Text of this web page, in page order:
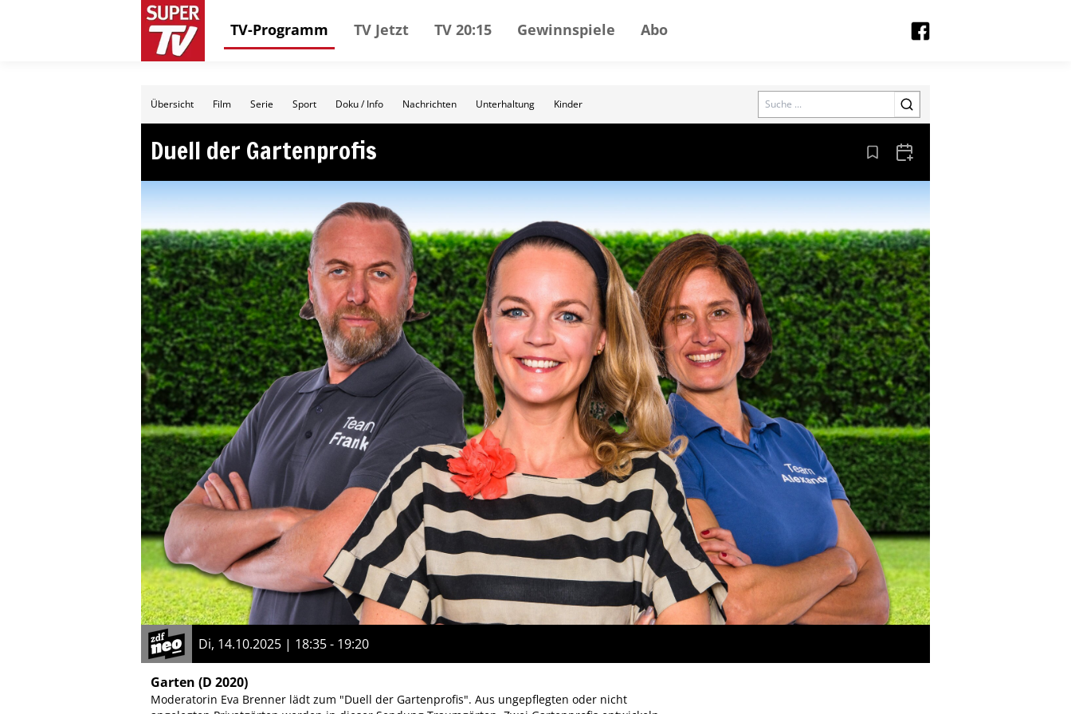
TV-Programm TV Jetzt TV 20:15 Gewinnspiele Abo
Übersicht Film Serie Sport Doku / Info Nachrichten Unterhaltung Kinder Search
Duell der Gartenprofis Aus den Lesezeichen entfernen
Zum Kalender hinzufügen
Di, 14.10.2025 | 18:35 - 19:20
Garten (D 2020)
Moderatorin Eva Brenner lädt zum "Duell der Gartenprofis". Aus ungepflegten oder nicht